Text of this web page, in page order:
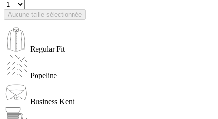
Aucune taille sélectionnée
Regular Fit
Popeline
Business Kent